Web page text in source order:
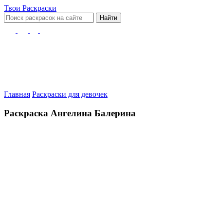
Твои Раскраски
Найти
Главная Раскраски для девочек
Раскраска Ангелина Балерина